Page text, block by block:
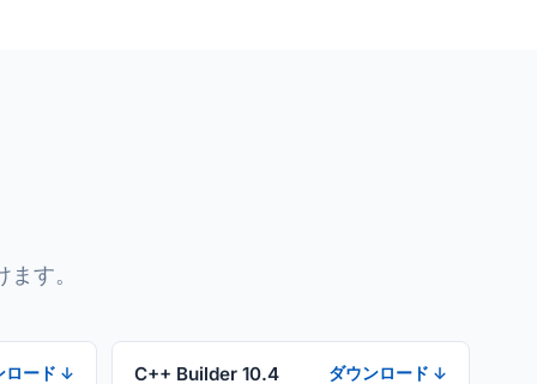
す。
ロード ↓ C++ Builder 10.4 ダウンロード ↓